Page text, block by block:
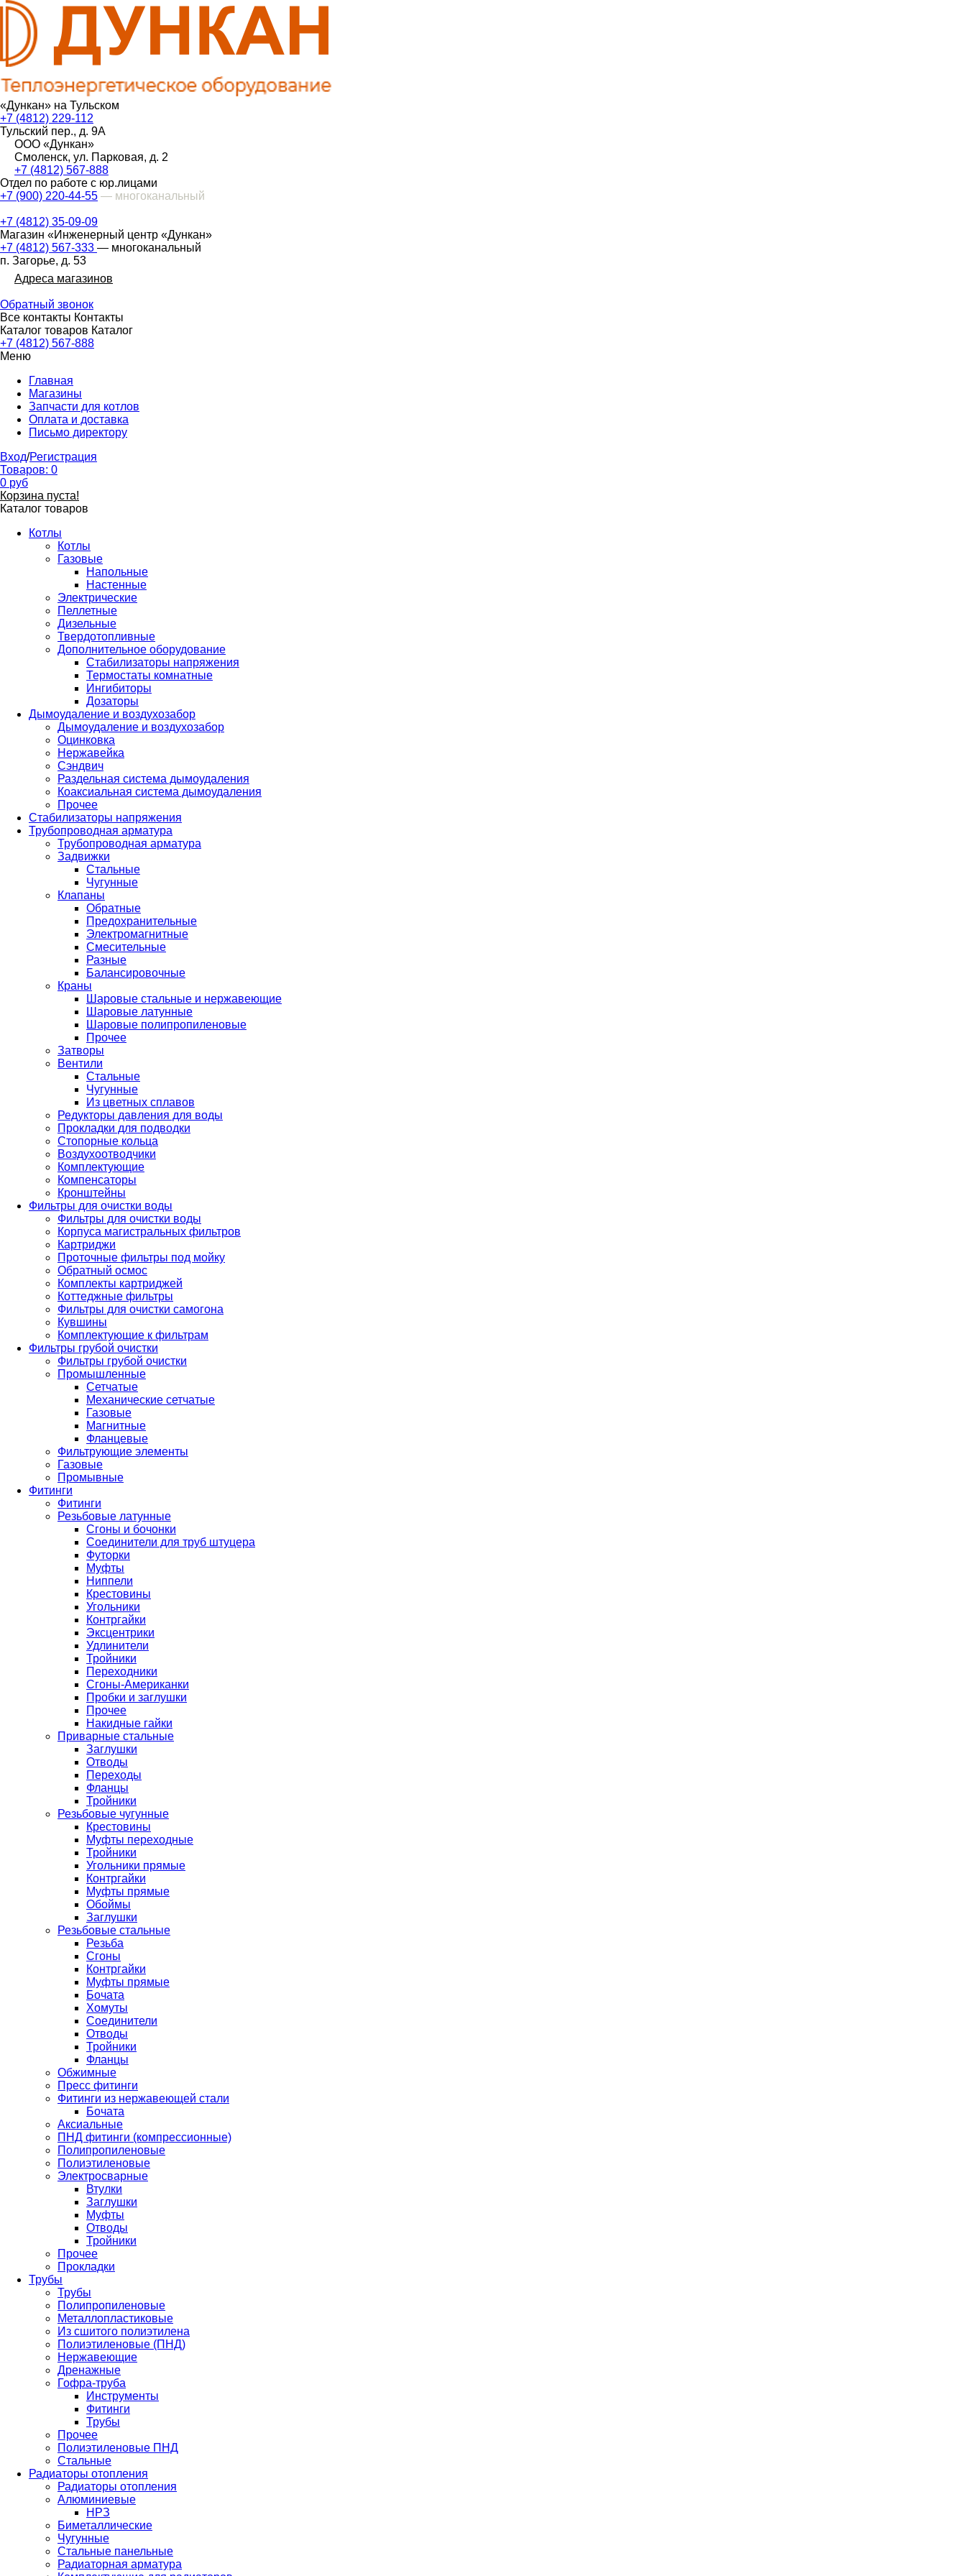
«Дункан» на Тульском
+7 (4812) 229-112
Тульский пер., д. 9А
ООО «Дункан»
Смоленск, ул. Парковая, д. 2
+7 (4812) 567-888
Отдел по работе с юр.лицами
+7 (900) 220-44-55 — многоканальный
+7 (4812) 35-09-09
Магазин «Инженерный центр «Дункан»
+7 (4812) 567-333 — многоканальный
п. Загорье, д. 53
Адреса магазинов
Обратный звонок
Все контакты Контакты
Каталог товаров Каталог
+7 (4812) 567-888
Меню
Главная
Магазины
Запчасти для котлов
Оплата и доставка
Письмо директору
Вход/Регистрация
Товаров: 0
0 руб
Корзина пуста!
Каталог товаров
Котлы
Котлы
Газовые
Напольные
Настенные
Электрические
Пеллетные
Дизельные
Твердотопливные
Дополнительное оборудование
Стабилизаторы напряжения
Термостаты комнатные
Ингибиторы
Дозаторы
Дымоудаление и воздухозабор
Дымоудаление и воздухозабор
Оцинковка
Нержавейка
Сэндвич
Раздельная система дымоудаления
Коаксиальная система дымоудаления
Прочее
Стабилизаторы напряжения
Трубопроводная арматура
Трубопроводная арматура
Задвижки
Стальные
Чугунные
Клапаны
Обратные
Предохранительные
Электромагнитные
Смесительные
Разные
Балансировочные
Краны
Шаровые стальные и нержавеющие
Шаровые латунные
Шаровые полипропиленовые
Прочее
Затворы
Вентили
Стальные
Чугунные
Из цветных сплавов
Редукторы давления для воды
Прокладки для подводки
Стопорные кольца
Воздухоотводчики
Комплектующие
Компенсаторы
Кронштейны
Фильтры для очистки воды
Фильтры для очистки воды
Корпуса магистральных фильтров
Картриджи
Проточные фильтры под мойку
Обратный осмос
Комплекты картриджей
Коттеджные фильтры
Фильтры для очистки самогона
Кувшины
Комплектующие к фильтрам
Фильтры грубой очистки
Фильтры грубой очистки
Промышленные
Сетчатые
Механические сетчатые
Газовые
Магнитные
Фланцевые
Фильтрующие элементы
Газовые
Промывные
Фитинги
Фитинги
Резьбовые латунные
Сгоны и бочонки
Соединители для труб штуцера
Футорки
Муфты
Ниппели
Крестовины
Угольники
Контргайки
Эксцентрики
Удлинители
Тройники
Переходники
Сгоны-Американки
Пробки и заглушки
Прочее
Накидные гайки
Приварные стальные
Заглушки
Отводы
Переходы
Фланцы
Тройники
Резьбовые чугунные
Крестовины
Муфты переходные
Тройники
Угольники прямые
Контргайки
Муфты прямые
Обоймы
Заглушки
Резьбовые стальные
Резьба
Сгоны
Контргайки
Муфты прямые
Бочата
Хомуты
Соединители
Отводы
Тройники
Фланцы
Обжимные
Пресс фитинги
Фитинги из нержавеющей стали
Бочата
Аксиальные
ПНД фитинги (компрессионные)
Полипропиленовые
Полиэтиленовые
Электросварные
Втулки
Заглушки
Муфты
Отводы
Тройники
Прочее
Прокладки
Трубы
Трубы
Полипропиленовые
Металлопластиковые
Из сшитого полиэтилена
Полиэтиленовые (ПНД)
Нержавеющие
Дренажные
Гофра-труба
Инструменты
Фитинги
Трубы
Прочее
Полиэтиленовые ПНД
Стальные
Радиаторы отопления
Радиаторы отопления
Алюминиевые
НРЗ
Биметаллические
Чугунные
Стальные панельные
Радиаторная арматура